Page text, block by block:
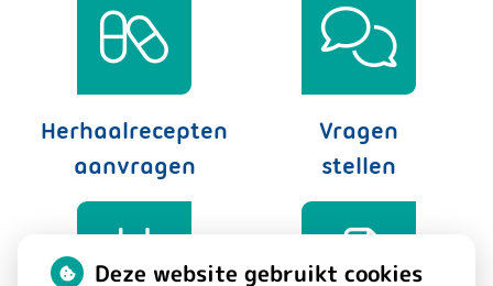
Herhaalrecepten
aanvragen
Vragen
stellen
Deze website gebruikt cookies